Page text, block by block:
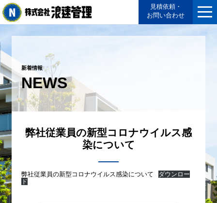
見積依頼・
お問い合わせ
新着情報
NEWS
弊社従業員の新型コロナウイルス感
染について
弊社従業員の新型コロナウイルス感染について
ダウンロー
ド